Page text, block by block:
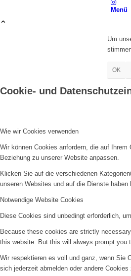
Menü
Um
OK
Cookie- und
Wie wir Cookies verwenden
Wir können Cookies anfordern, die auf
Beziehung zu unserer Website anpassen.
Klicken Sie auf die verschiedenen
unseren Websites und auf die Dienste haben
Notwendige Website Cookies
Diese Cookies sind unbedingt erforderlich,
Because these cookies are strictly
this website. But this will always prompt you
Wir respektieren es voll und ganz, wenn Sie
sich jederzeit abmelden oder andere